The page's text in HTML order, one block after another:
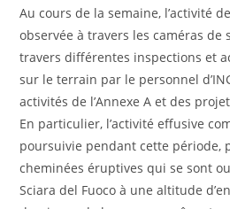
Au cours de la semaine, l’activité
observée à travers les caméras de
travers différentes inspections et
sur le terrain par le personnel
activités de l’Annexe A et des
En particulier, l’activité effusive
poursuivie pendant cette période,
cheminées éruptives qui se sont
Sciara del Fuoco à une altitude